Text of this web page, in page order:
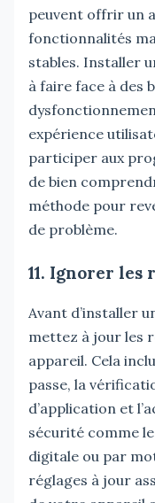
peuvent offrir un
fonctionnalités
stables. Installer
à faire face à des
expérience
participer aux
de bien
méthode pour
de problème.
11. Ignorer les
Avant d’installer
mettez à jour les
appareil. Cela
passe, la
d’application et
sécurité comme
digitale ou par
réglages à jour